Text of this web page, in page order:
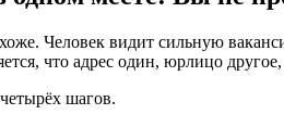
Человек видит сильную
что адрес один, юрлицо
шагов.